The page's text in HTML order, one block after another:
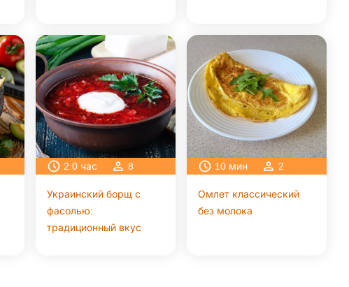
2:0 час 8
Украинский борщ с
фасолью:
традиционный вкус
10 мин 2
Омлет классический
без молока